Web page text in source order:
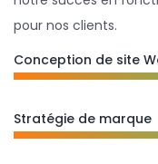
pour nos clients.
Conception de site
Stratégie de marque